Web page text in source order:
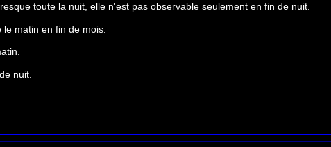
toute la nuit, elle n'est pas observable seulement en fin de nuit.
matin en fin de mois.
nuit.